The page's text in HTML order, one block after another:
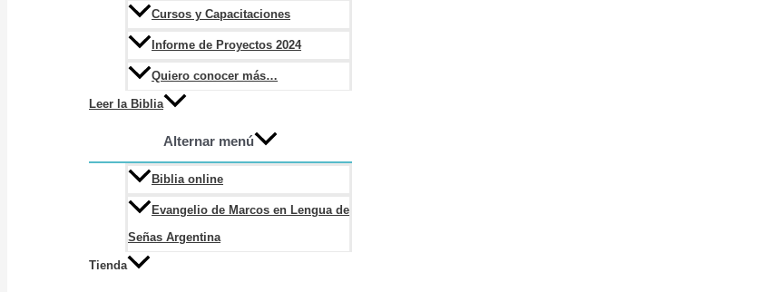
Cursos y Capacitaciones
Informe de Proyectos 2024
Quiero conocer más…
Leer la Biblia
Alternar menú
Biblia online
Evangelio de Marcos en Lengua de
Señas Argentina
Tienda